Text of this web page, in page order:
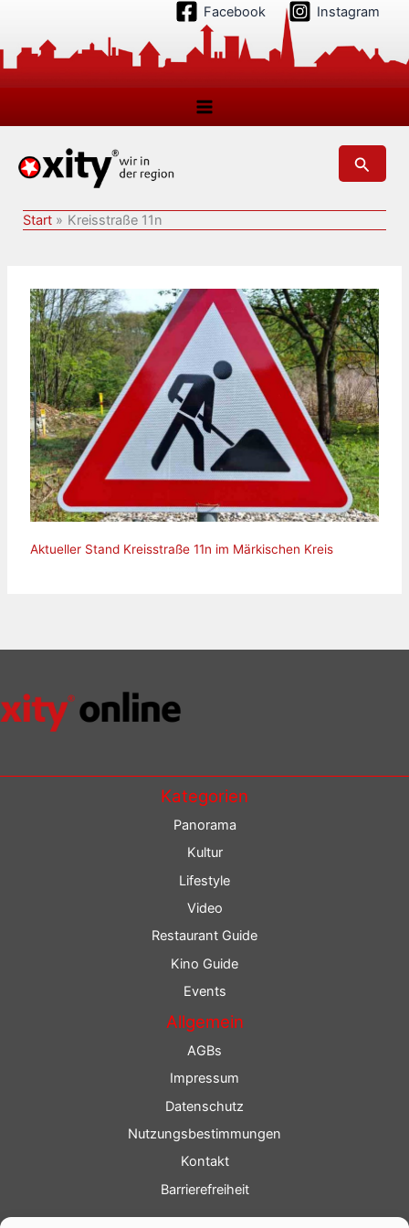
springen
Facebook Instagram
Suchen
Start Kreisstraße 11n
Aktueller Stand Kreisstraße 11n im Märkischen Kreis
Kategorien
Panorama
Kultur
Lifestyle
Video
Restaurant Guide
Kino Guide
Events
Allgemein
AGBs
Impressum
Datenschutz
Nutzungsbestimmungen
Kontakt
Barrierefreiheit